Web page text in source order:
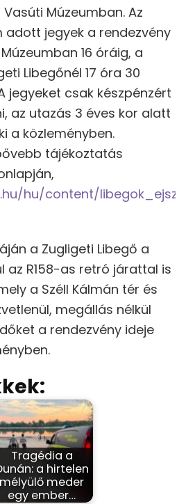
Múzeumban. Az
adott jegyek a rendezvény
16 óráig, a
Libegőnél 17 óra 30
jegyeket csak készpénzért
az utazás 3 éves kor alatt
a közleményben.
tájékoztatás
hu/content/
a Zugligeti Libegő a
az R158-as retró járattal is
a Széll Kálmán tér és
megállás nélkül
a rendezvény ideje
Tragédia a
a hirtelen
mélyülő meder
egy ember…